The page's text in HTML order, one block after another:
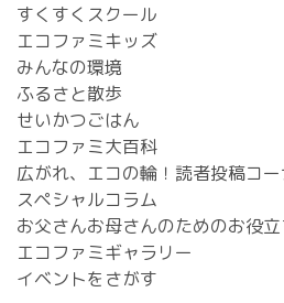
すくすくスクール
エコファミキッズ
みんなの環境
ふるさと散歩
せいかつごはん
エコファミ大百科
広がれ、エコの輪！読者投稿コー
スペシャルコラム
お父さんお母さんのためのお役
エコファミギャラリー
イベントをさがす